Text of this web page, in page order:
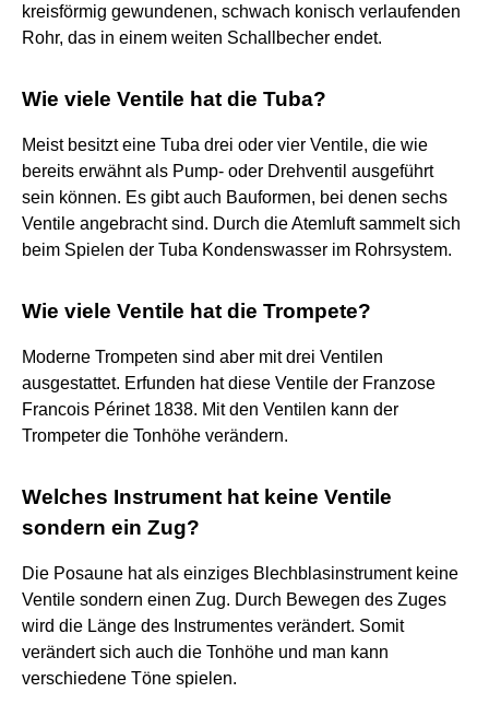
kreisförmig gewundenen, schwach konisch verlaufenden
Rohr, das in einem weiten Schallbecher endet.
Wie viele Ventile hat die Tuba?
Meist besitzt eine Tuba drei oder vier Ventile, die wie
bereits erwähnt als Pump- oder Drehventil ausgeführt
sein können. Es gibt auch Bauformen, bei denen sechs
Ventile angebracht sind. Durch die Atemluft sammelt sich
beim Spielen der Tuba Kondenswasser im Rohrsystem.
Wie viele Ventile hat die Trompete?
Moderne Trompeten sind aber mit drei Ventilen
ausgestattet. Erfunden hat diese Ventile der Franzose
Francois Périnet 1838. Mit den Ventilen kann der
Trompeter die Tonhöhe verändern.
Welches Instrument hat keine Ventile
sondern ein Zug?
Die Posaune hat als einziges Blechblasinstrument keine
Ventile sondern einen Zug. Durch Bewegen des Zuges
wird die Länge des Instrumentes verändert. Somit
verändert sich auch die Tonhöhe und man kann
verschiedene Töne spielen.